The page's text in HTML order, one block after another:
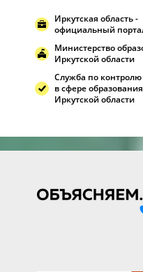
Иркутская область -
официальный
Министерство
Иркутской области
Служба по контролю
в сфере образования
Иркутской области